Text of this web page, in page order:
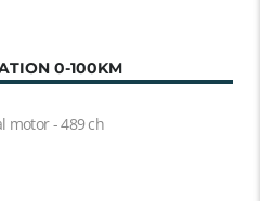
0-100KM
motor - 489 ch